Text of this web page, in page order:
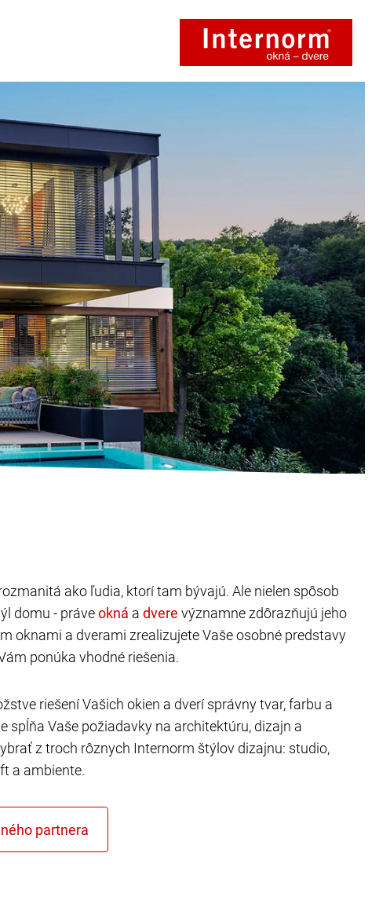
ako ľudia, ktorí tam bývajú. Ale nielen spôsob
domu - práve
a
významne zdôrazňujú jeho
oknami a dverami zrealizujete Vaše osobné predstavy
ponúka vhodné riešenia.
riešení Vašich okien a dverí správny tvar, farbu a
spĺňa Vaše požiadavky na architektúru, dizajn a
z troch rôznych Internorm štýlov dizajnu: studio,
a ambiente.